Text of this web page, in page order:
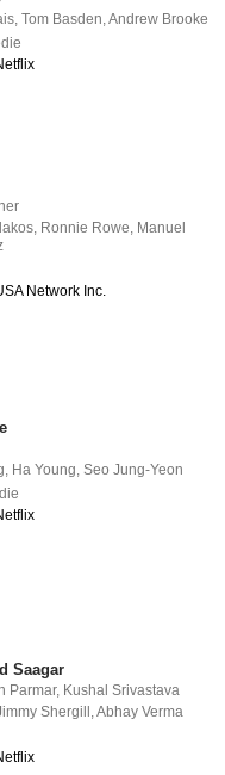
,Tom Basden,Andrew Brooke
Ronnie Rowe Manuel
Network Inc.
, Ha Young,Seo Jung-Yeon
Saagar
Parmar, Kushal Srivastava
Shergill ,Abhay Verma